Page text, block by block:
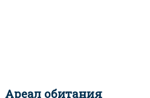
Ареал обитания